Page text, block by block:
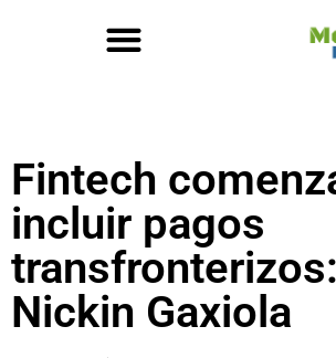
Fintech
incluir pagos
Nickin Gaxiola